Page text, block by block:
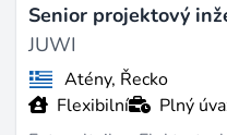
Senior projektový
JUWI
Atény, Řecko
Flexibilní
Plný